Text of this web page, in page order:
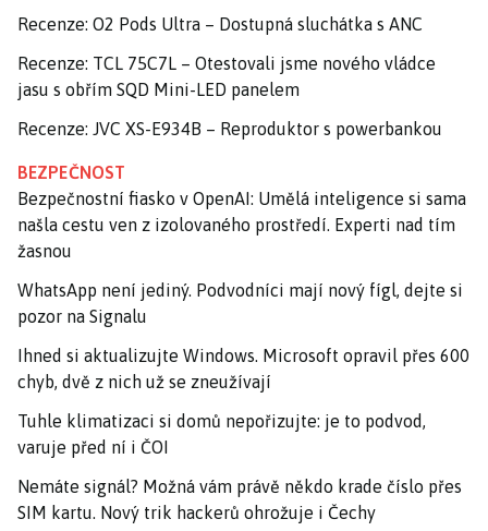
Recenze: O2 Pods Ultra – Dostupná sluchátka s ANC
Recenze: TCL 75C7L – Otestovali jsme nového vládce
jasu s obřím SQD Mini-LED panelem
Recenze: JVC XS-E934B – Reproduktor s powerbankou
BEZPEČNOST
Bezpečnostní fiasko v OpenAI: Umělá inteligence si sama
našla cestu ven z izolovaného prostředí. Experti nad tím
žasnou
WhatsApp není jediný. Podvodníci mají nový fígl, dejte si
pozor na Signalu
Ihned si aktualizujte Windows. Microsoft opravil přes 600
chyb, dvě z nich už se zneužívají
Tuhle klimatizaci si domů nepořizujte: je to podvod,
varuje před ní i ČOI
Nemáte signál? Možná vám právě někdo krade číslo přes
SIM kartu. Nový trik hackerů ohrožuje i Čechy